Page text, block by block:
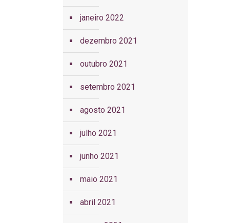
janeiro 2022
dezembro 2021
outubro 2021
setembro 2021
agosto 2021
julho 2021
junho 2021
maio 2021
abril 2021